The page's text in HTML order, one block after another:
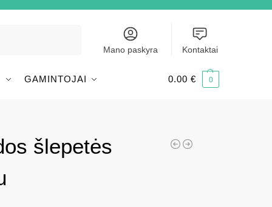
Mano paskyra Kontaktai
GAMINTOJAI 0.00 € 0
šlepetės